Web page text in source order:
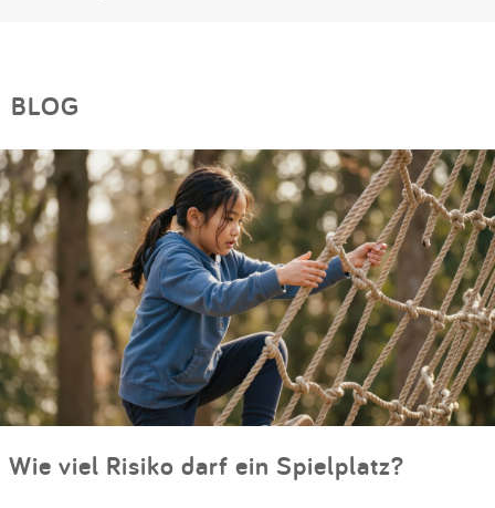
BLOG
Wie viel Risiko darf ein Spielplatz?